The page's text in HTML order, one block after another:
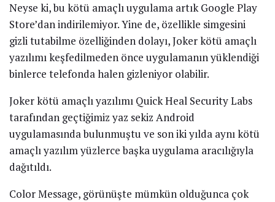
Neyse ki, bu kötü amaçlı uygulama artık Google Play
Store’dan indirilemiyor. Yine de, özellikle simgesini
gizli tutabilme özelliğinden dolayı, Joker kötü amaçlı
yazılımı keşfedilmeden önce uygulamanın yüklendiği
binlerce telefonda halen gizleniyor olabilir.
Joker kötü amaçlı yazılımı Quick Heal Security Labs
tarafından geçtiğimiz yaz sekiz Android
uygulamasında bulunmuştu ve son iki yılda aynı kötü
amaçlı yazılım yüzlerce başka uygulama aracılığıyla
dağıtıldı.
Color Message, görünüşte mümkün olduğunca çok